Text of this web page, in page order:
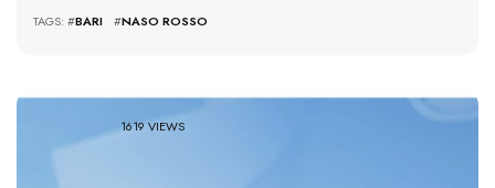
TAGS: #BARI #NASO ROSSO
1619 VIEWS